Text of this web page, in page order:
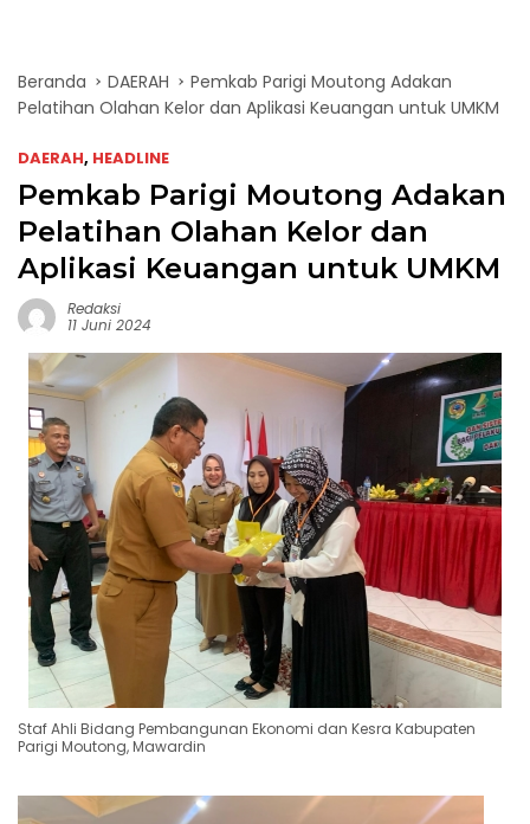
Beranda DAERAH
Pemkab Parigi Moutong Adakan
Pelatihan Olahan Kelor dan Aplikasi Keuangan untuk UMKM
DAERAH, HEADLINE
Pemkab Parigi Moutong Adakan
Pelatihan Olahan Kelor dan
Aplikasi Keuangan untuk UMKM
Redaksi
11 Juni 2024
Staf Ahli Bidang Pembangunan Ekonomi dan Kesra Kabupaten
Parigi Moutong, Mawardin